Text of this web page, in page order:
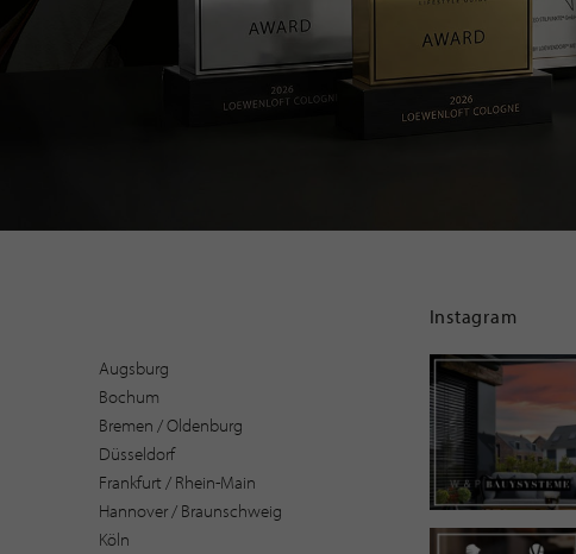
Augsburg
Bochum
Bremen / Oldenburg
Düsseldorf
Frankfurt / Rhein-Main
Hannover / Braunschweig
Köln
Instagram